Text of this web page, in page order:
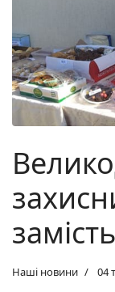
Наші новини 04